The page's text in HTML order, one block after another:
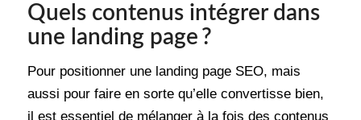
Quels contenus intégrer dans
une landing page ?
Pour positionner une landing page SEO, mais
aussi pour faire en sorte qu’elle convertisse bien,
il est essentiel de mélanger à la fois des contenus